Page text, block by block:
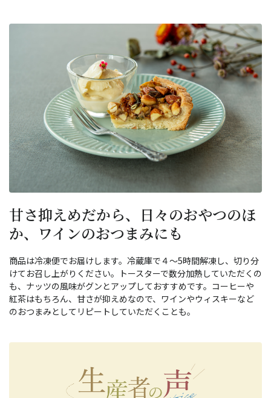
甘さ抑えめだから、日々のおやつのほ
か、ワインのおつまみにも
商品は冷凍便でお届けします。冷蔵庫で４～5時間解凍し、切り分
けてお召し上がりください。トースターで数分加熱していただくの
も、ナッツの風味がグンとアップしておすすめです。コーヒーや
紅茶はもちろん、甘さが抑えめなので、ワインやウィスキーなど
のおつまみとしてリピートしていただくことも。